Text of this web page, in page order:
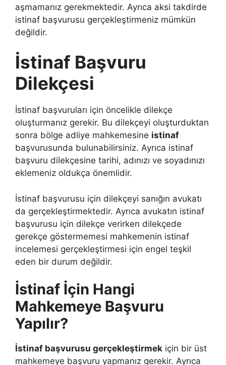
aşmamanız gerekmektedir. Ayrıca aksi takdirde
istinaf başvurusu gerçekleştirmeniz mümkün
değildir.
İstinaf Başvuru
Dilekçesi
İstinaf başvuruları için öncelikle dilekçe
oluşturmanız gerekir. Bu dilekçeyi oluşturduktan
sonra bölge adliye mahkemesine istinaf
başvurusunda bulunabilirsiniz. Ayrıca istinaf
başvuru dilekçesine tarihi, adınızı ve soyadınızı
eklemeniz oldukça önemlidir.
İstinaf başvurusu için dilekçeyi sanığın avukatı
da gerçekleştirmektedir. Ayrıca avukatın istinaf
başvurusu için dilekçe verirken dilekçede
gerekçe göstermemesi mahkemenin istinaf
incelemesi gerçekleştirmesi için engel teşkil
eden bir durum değildir.
İstinaf İçin Hangi
Mahkemeye Başvuru
Yapılır?
İstinaf başvurusu gerçekleştirmek için bir üst
mahkemeye başvuru yapmanız gerekir. Ayrıca